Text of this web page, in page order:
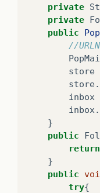
private
private
public
//
store
store.
inbox
inbox .
}
public
return
}
public
try{